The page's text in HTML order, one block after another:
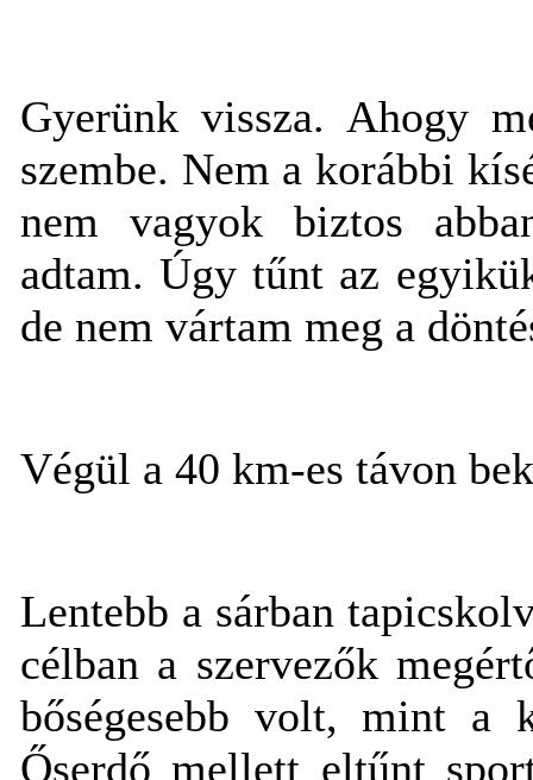
Gyerünk vissza. Ahogy
szembe. Nem a korábbi
nem vagyok biztos
adtam. Úgy tűnt az
de nem vártam meg a
Végül a 40 km-es távon
Lentebb a sárban
célban a szervezők
bőségesebb volt, mint a
Őserdő mellett eltűnt